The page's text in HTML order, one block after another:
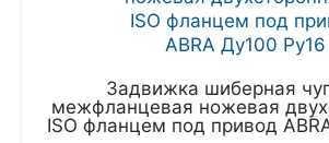
Задвижка шиберная
межфланцевая ножевая
ISO фланцем под привод